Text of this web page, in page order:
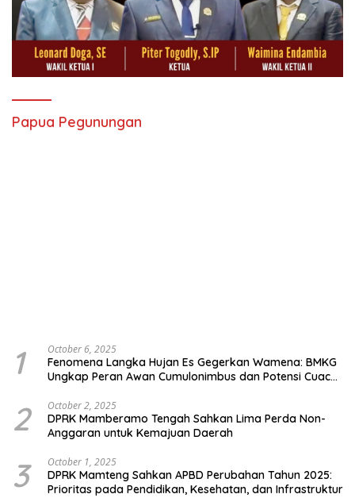
Papua Pegunungan
1 October 6, 2025
Fenomena Langka Hujan Es Gegerkan Wamena: BMKG
Ungkap Peran Awan Cumulonimbus dan Potensi Cuaca
2 October 2, 2025
DPRK Mamberamo Tengah Sahkan Lima Perda Non-
Anggaran untuk Kemajuan Daerah
3 October 1, 2025
DPRK Mamteng Sahkan APBD Perubahan Tahun 2025:
Prioritas pada Pendidikan, Kesehatan, dan Infrastruktur